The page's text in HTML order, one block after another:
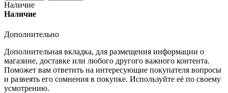
Наличие
Наличие
Дополнительно
Дополнительная вкладка, для размещения информации о
магазине, доставке или любого другого важного контента.
Поможет вам ответить на интересующие покупателя вопросы
и развеять его сомнения в покупке. Используйте её по своему
усмотрению.